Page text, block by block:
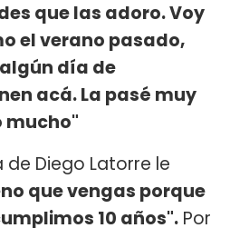
que las adoro. Voy
el verano pasado,
día de
acá. La pasé muy
mucho"
Diego Latorre le
que vengas porque
10 años". Por